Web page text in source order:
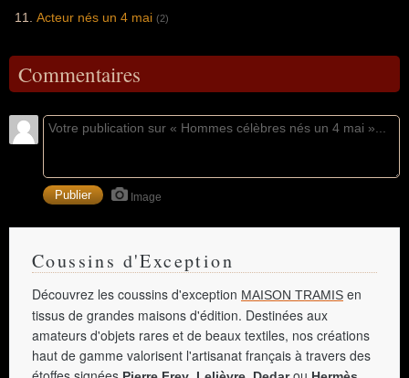
Acteur nés un 4 mai (2)
Commentaires
Image
Coussins d'Exception
Découvrez les coussins d'exception MAISON TRAMIS en
tissus de grandes maisons d'édition. Destinées aux
amateurs d'objets rares et de beaux textiles, nos créations
haut de gamme valorisent l'artisanat français à travers des